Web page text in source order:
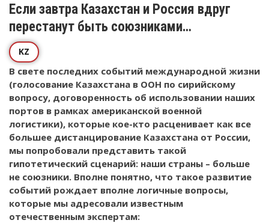
Если завтра Казахстан и Россия вдруг
перестанут быть союзниками…
KZ
В свете последних событий международной жизни
(голосование Казахстана в ООН по сирийскому
вопросу, договоренность об использовании наших
портов в рамках американской военной
логистики), которые кое-кто расценивает как все
большее дистанцирование Казахстана от России,
мы попробовали представить такой
гипотетический сценарий: наши страны – больше
не союзники. Вполне понятно, что такое развитие
событий рождает вполне логичные вопросы,
которые мы адресовали известным
отечественным экспертам: